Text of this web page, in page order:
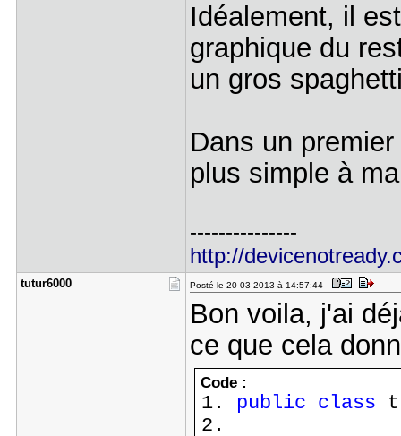
Idéalement, il
graphique du
un gros
Dans un
plus simple à
---------------
http://
tutur6000 Posté le 20-03-2013 à 14:57:44
Bon voila, j'ai
ce que cela
Code :
public class